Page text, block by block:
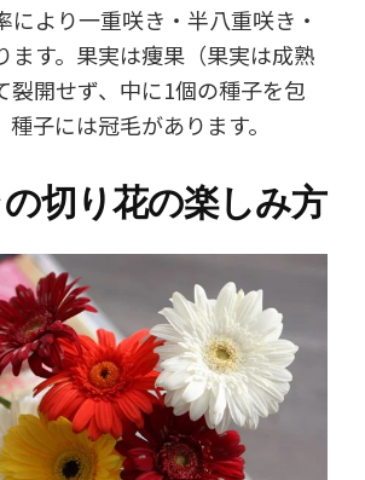
により一重咲き・半八重咲き・
ます。果実は痩果（果実は成熟
裂開せず、中に1個の種子を包
子には冠毛があります。
切り花の楽しみ方